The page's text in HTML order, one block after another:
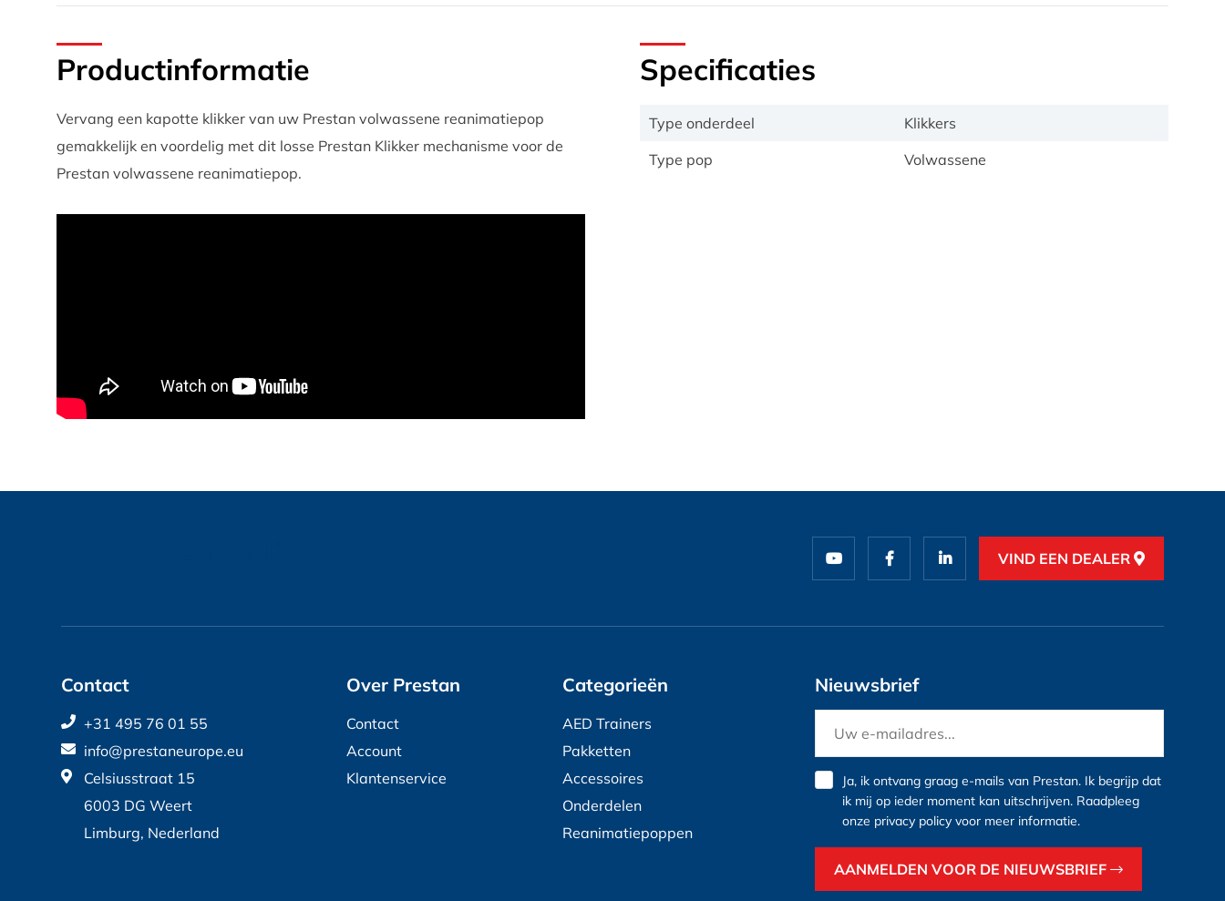
Productinformatie
Vervang een kapotte klikker van uw Prestan volwassene reanimatiepop
gemakkelijk en voordelig met dit losse Prestan Klikker mechanisme voor de
Prestan volwassene reanimatiepop.
Specificaties
Type onderdeel
Klikkers
Type pop
Volwassene
VIND EEN DEALER
Contact
+31 495 76 01 55
info@prestaneurope.eu
Celsiusstraat 15
6003 DG Weert
Limburg, Nederland
Over Prestan
Contact
Account
Klantenservice
Categorieën
AED Trainers
Pakketten
Accessoires
Onderdelen
Reanimatiepoppen
Nieuwsbrief
Ja, ik ontvang graag e-mails van Prestan. Ik begrijp dat
ik mij op ieder moment kan uitschrijven. Raadpleeg
onze privacy policyvoor meer informatie.
AANMELDEN VOOR DE NIEUWSBRIEF